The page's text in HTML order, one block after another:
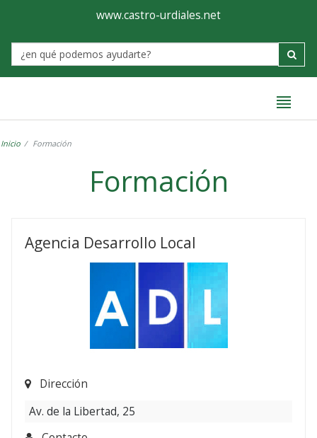
Ayuntamiento
de
Castro-
www.castro-urdiales.net
Label
Inicio Formación
Formación
Agencia Desarrollo Local
Dirección
Av. de la Libertad, 25